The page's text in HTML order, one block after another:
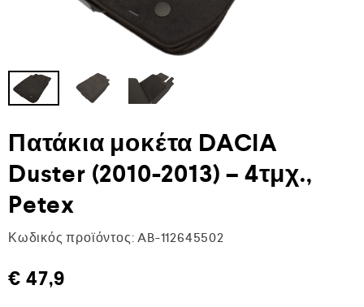
Πατάκια μοκέτα DACIA
Duster (2010-2013) – 4τμχ.,
Petex
Κωδικός προϊόντος: AB-112645502
€ 47,9